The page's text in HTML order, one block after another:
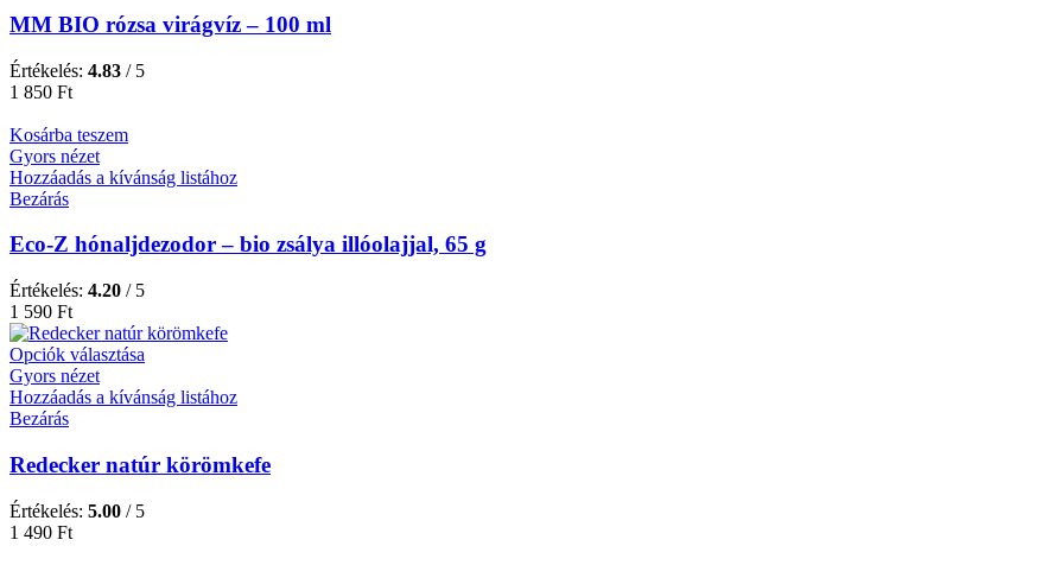
MM BIO rózsa virágvíz – 100 ml
Értékelés: 4.83 / 5
1 850 Ft
Kosárba teszem
Gyors nézet
Hozzáadás a kívánság listához
Bezárás
Eco-Z hónaljdezodor – bio zsálya illóolajjal, 65 g
Értékelés: 4.20 / 5
1 590 Ft
Opciók választása
Gyors nézet
Hozzáadás a kívánság listához
Bezárás
Redecker natúr körömkefe
Értékelés: 5.00 / 5
1 490 Ft